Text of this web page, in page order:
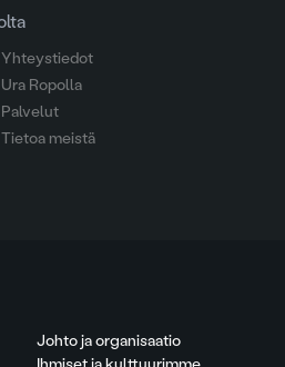
Yhteystiedot
Ura Ropolla
Palvelut
Tietoa meistä
Johto ja organisaatio